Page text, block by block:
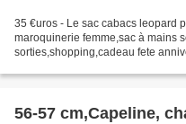
35 €uros - Le sac cabacs leopard
maroquinerie femme,sac à mains
sorties,shopping,cadeau fete
56-57 cm,Capeline,